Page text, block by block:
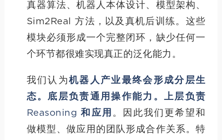
真器算法、机器人本体设计、模型架构、
Sim2Real 方法，以及真机后训练。这些
模块必须形成一个完整闭环，缺少任何一
个环节都很难实现真正的泛化能力。
我们认为机器人产业最终会形成分层生
态。底层负责通用操作能力。上层负责
Reasoning 和应用 。因此我们更希望和
做模型、做应用的团队形成合作关系。特